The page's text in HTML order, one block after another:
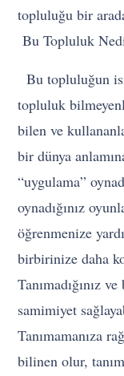
topluluğu bir
Bu Topluluk
Bu topluluğun
topluluk
bilen ve
bir dünya
“uygulama”
oynadığınız
öğrenmenize
birbirinize daha
Tanımadığınız
samimiyet
Tanımamanıza
bilinen olur,